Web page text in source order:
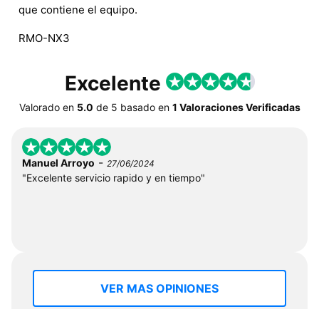
que contiene el equipo.
RMO-NX3
Excelente
Valorado en 5.0 de 5 basado en 1 Valoraciones Verificadas
Manuel Arroyo - 27/06/2024
"Excelente servicio rapido y en tiempo"
VER MAS OPINIONES